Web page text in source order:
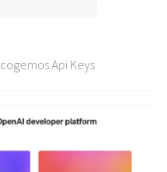
Api Keys